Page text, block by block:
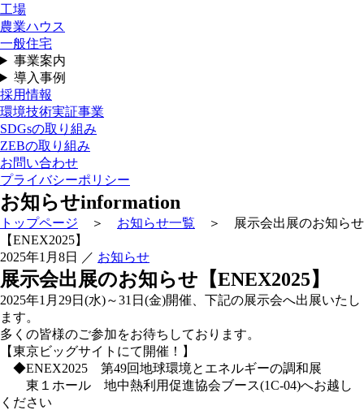
工場
農業ハウス
一般住宅
事業案内
導入事例
採用情報
環境技術実証事業
SDGsの取り組み
ZEBの取り組み
お問い合わせ
プライバシーポリシー
お知らせinformation
トップページ ＞ お知らせ一覧 ＞ 展示会出展のお知らせ
【ENEX2025】
2025年1月8日
／ お知らせ
展示会出展のお知らせ【ENEX2025】
2025年1月29日(水)～31日(金)開催、下記の展示会へ出展いたし
ます。
多くの皆様のご参加をお待ちしております。
【東京ビッグサイトにて開催！】
◆ENEX2025 第49回地球環境とエネルギーの調和展
東１ホール 地中熱利用促進協会ブース(1C-04)へお越し
ください